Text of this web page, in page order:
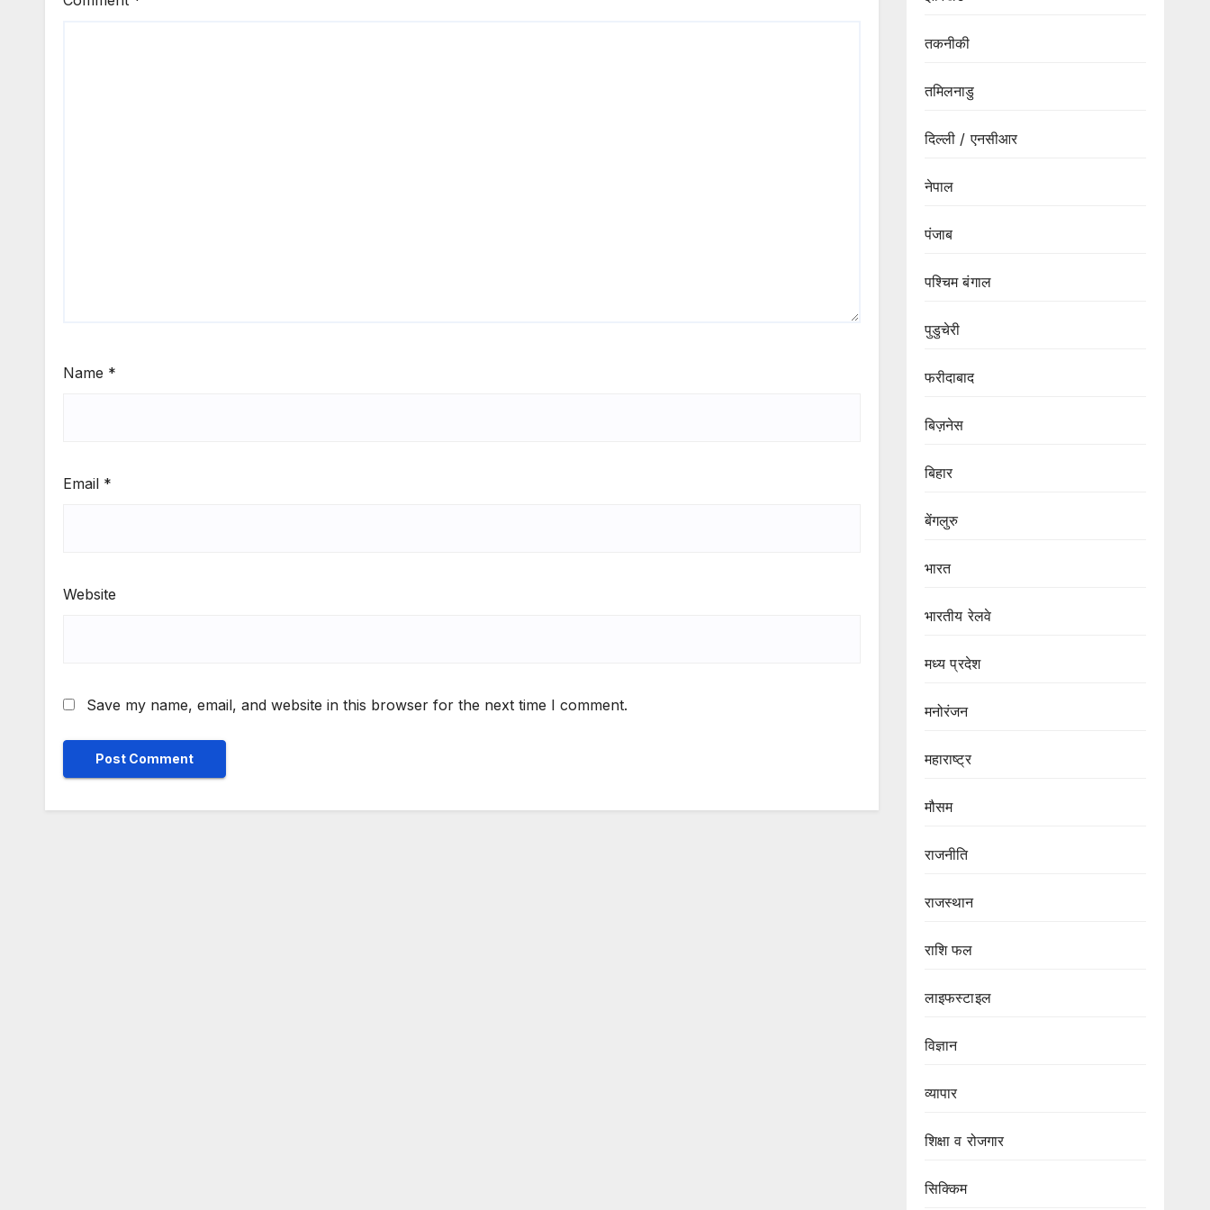
Name *
Email *
Website
Save my name, email, and website in this browser for the next time I comment.
तकनीकी
तमिलनाडु
दिल्ली / एनसीआर
नेपाल
पंजाब
पश्चिम बंगाल
पुडुचेरी
फरीदाबाद
बिज़नेस
बिहार
बेंगलुरु
भारत
भारतीय रेलवे
मध्य प्रदेश
मनोरंजन
महाराष्ट्र
मौसम
राजनीति
राजस्थान
राशि फल
लाइफस्टाइल
विज्ञान
व्यापार
शिक्षा व रोजगार
सिक्किम